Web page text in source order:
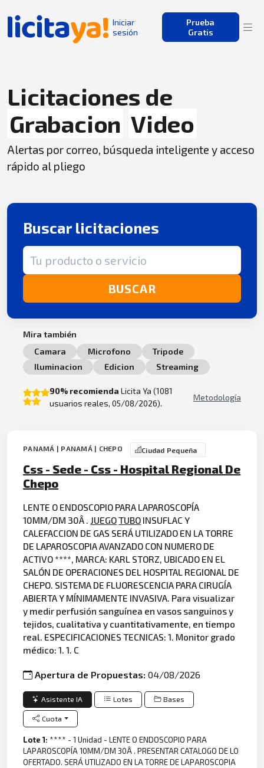
Iniciar
sesión
Prueba
Gratis
Licitaciones de
Grabacion Video
Alertas por correo, búsqueda inteligente y acceso
rápido al pliego
Buscar licitaciones
Término de búsqueda
BUSCAR
Mira también
Camara
Microfono
Tripode
Iluminacion
Edicion Streaming
90% recomienda Licita Ya (1081
usuarios reales, 05/08/2026).
Metodología
PANAMÁ | PANAMÁ | CHEPO Ciudad Pequeña
Css - Sede - Css - Hospital Regional De
Chepo
LENTE O ENDOSCOPIO PARA LAPAROSCOPÍA
10MM/DM 30Â . JUEGOTUBO INSUFLAC Y
CALEFACCION DE GAS SERÁ UTILIZADO EN LA TORRE
DE LAPAROSCOPIA AVANZADO CON NUMERO DE
ACTIVO ****, MARCA: KARL STORZ, UBICADO EN EL
SALÓN DE OPERACIONES DEL HOSPITAL REGIONAL DE
CHEPO. SISTEMA DE FLUORESCENCIA PARA CIRUGÍA
ABIERTA Y MÍNIMAMENTE INVASIVA. Para visualizar
y medir perfusión sanguínea en vasos sanguinos y
tejidos, cualitativa y cuantitativamente, en tiempo
real. ESPECIFICACIONES TECNICAS: 1. Monitor grado
médico: 1. 1. C
Apertura de Propuestas:04/08/2026
Asistente IA Lotes Bases
Cuota
Lote 1: **** - 1 Unidad - LENTE O ENDOSCOPIO PARA
LAPAROSCOPÍA 10MM/DM 30Â . PRESENTAR CATALOGO DE LO
OFERTADO. SERÁ UTILIZADO EN LA TORRE DE LAPAROSCOPIA